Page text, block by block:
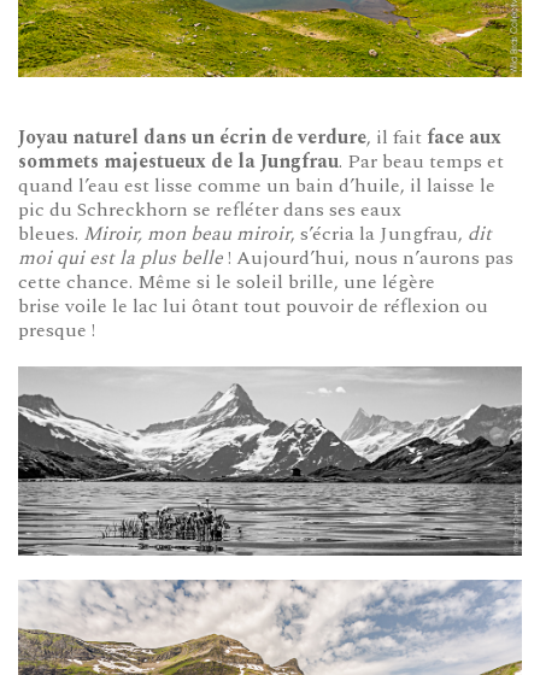
Joyau naturel dans un écrin de verdure, il faitface aux
sommets majestueux de la Jungfrau. Par beau temps et
quand l’eau est lisse comme un bain d’huile, il laisse le
pic du Schreckhorn se refléter dans ses eaux
bleues. Miroir, mon beau miroir, s’écria la Jungfrau, dit
moi qui est la plus belle! Aujourd’hui, nous n’aurons pas
cette chance. Même si le soleil brille, une légère
brise voile le lac lui ôtant tout pouvoir de réflexion ou
presque !